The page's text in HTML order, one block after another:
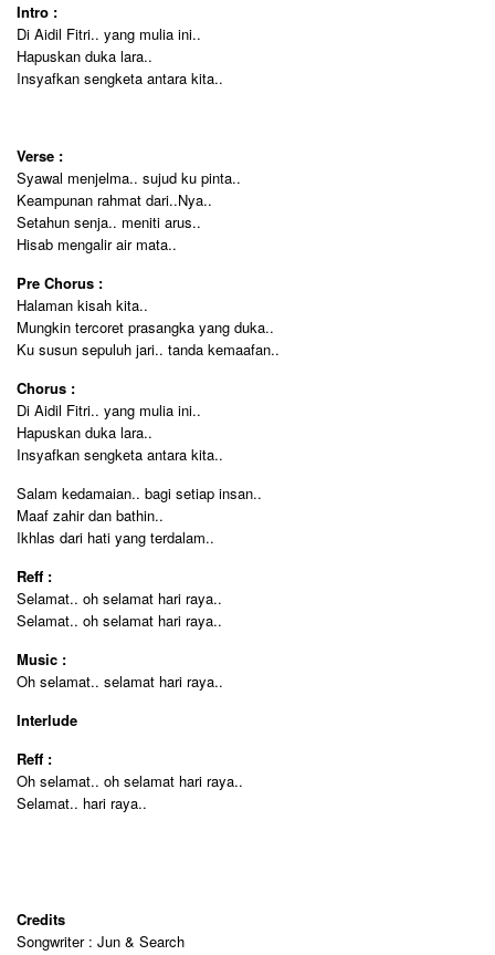
Intro :
Di Aidil Fitri.. yang mulia ini..
Hapuskan duka lara..
Insyafkan sengketa antara kita..
Verse :
Syawal menjelma.. sujud ku pinta..
Keampunan rahmat dari..Nya..
Setahun senja.. meniti arus..
Hisab mengalir air mata..
Pre Chorus :
Halaman kisah kita..
Mungkin tercoret prasangka yang duka..
Ku susun sepuluh jari.. tanda kemaafan..
Chorus :
Di Aidil Fitri.. yang mulia ini..
Hapuskan duka lara..
Insyafkan sengketa antara kita..
Salam kedamaian.. bagi setiap insan..
Maaf zahir dan bathin..
Ikhlas dari hati yang terdalam..
Reff :
Selamat.. oh selamat hari raya..
Selamat.. oh selamat hari raya..
Music :
Oh selamat.. selamat hari raya..
Interlude
Reff :
Oh selamat.. oh selamat hari raya..
Selamat.. hari raya..
Credits
Songwriter : Jun & Search